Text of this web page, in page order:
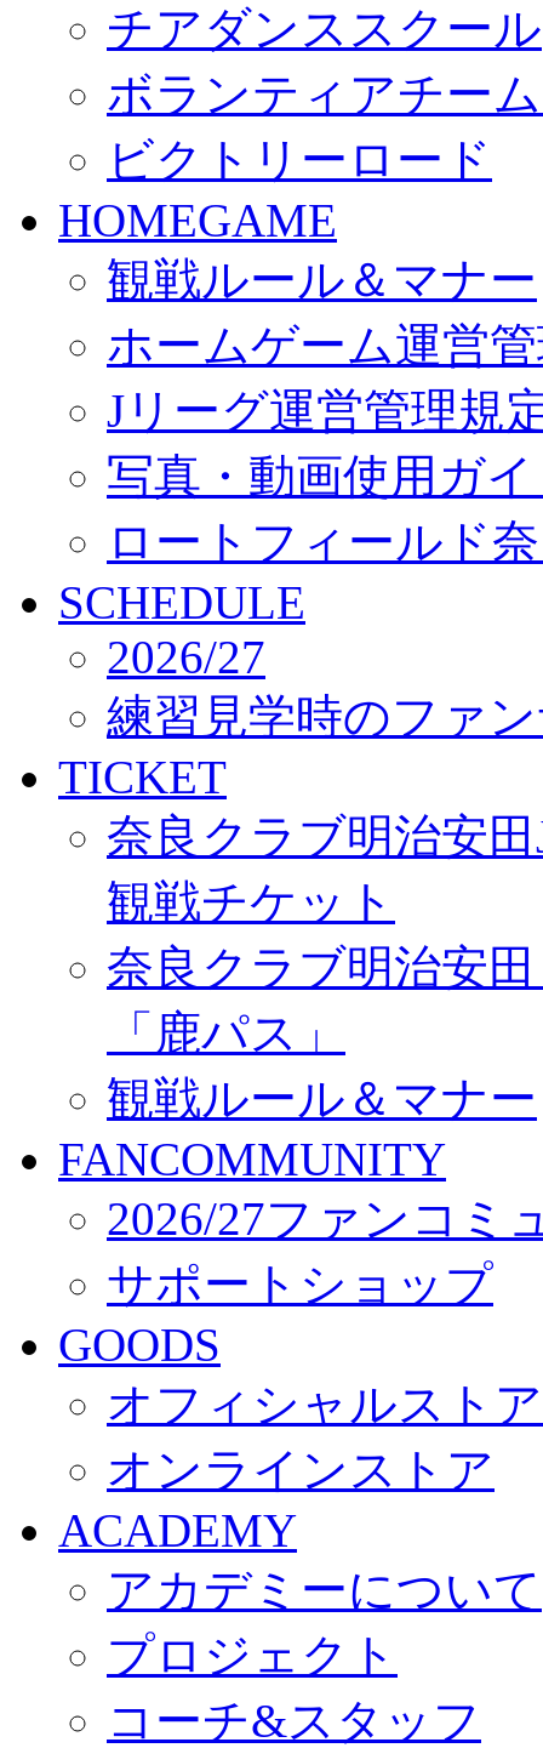
チアダンススクール
ボランティアチー
ビクトリーロード
HOMEGAME
観戦ルール＆マナー
ホームゲーム運営
Jリーグ運営管理規
写真・動画使用ガ
ロートフィールド
SCHEDULE
2026/27
練習見学時のファ
TICKET
奈良クラブ明治安
観戦チケット
奈良クラブ明治安
「鹿パス」
観戦ルール＆マナー
FANCOMMUNITY
2026/27ファンコミ
サポートショップ
GOODS
オフィシャルスト
オンラインストア
ACADEMY
アカデミーについて
プロジェクト
コーチ&スタッフ